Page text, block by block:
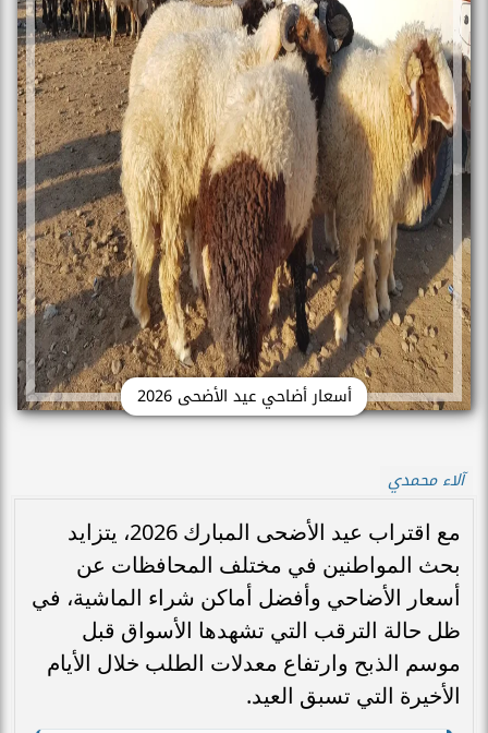
أسعار أضاحي عيد الأضحى 2026
آلاء محمدي
مع اقتراب عيد الأضحى المبارك 2026، يتزايد
بحث المواطنين في مختلف المحافظات عن
أسعار الأضاحي وأفضل أماكن شراء الماشية، في
ظل حالة الترقب التي تشهدها الأسواق قبل
موسم الذبح وارتفاع معدلات الطلب خلال الأيام
الأخيرة التي تسبق العيد.